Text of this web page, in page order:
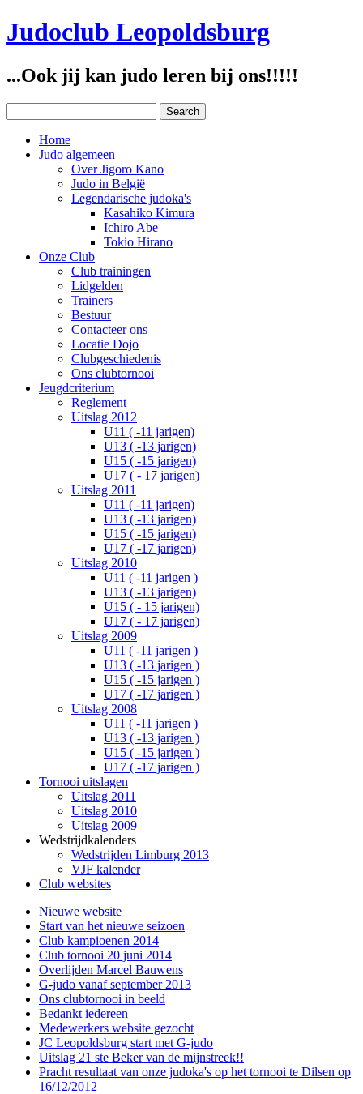
Judoclub Leopoldsburg
...Ook jij kan judo leren bij ons!!!!!
Home
Judo algemeen
Over Jigoro Kano
Judo in België
Legendarische judoka's
Kasahiko Kimura
Ichiro Abe
Tokio Hirano
Onze Club
Club trainingen
Lidgelden
Trainers
Bestuur
Contacteer ons
Locatie Dojo
Clubgeschiedenis
Ons clubtornooi
Jeugdcriterium
Reglement
Uitslag 2012
U11 ( -11 jarigen)
U13 ( -13 jarigen)
U15 ( -15 jarigen)
U17 ( - 17 jarigen)
Uitslag 2011
U11 ( -11 jarigen)
U13 ( -13 jarigen)
U15 ( -15 jarigen)
U17 ( -17 jarigen)
Uitslag 2010
U11 ( -11 jarigen )
U13 ( -13 jarigen)
U15 ( - 15 jarigen)
U17 ( - 17 jarigen)
Uitslag 2009
U11 ( -11 jarigen )
U13 ( -13 jarigen )
U15 ( -15 jarigen )
U17 ( -17 jarigen )
Uitslag 2008
U11 ( -11 jarigen )
U13 ( -13 jarigen )
U15 ( -15 jarigen )
U17 ( -17 jarigen )
Tornooi uitslagen
Uitslag 2011
Uitslag 2010
Uitslag 2009
Wedstrijdkalenders
Wedstrijden Limburg 2013
VJF kalender
Club websites
Nieuwe website
Start van het nieuwe seizoen
Club kampioenen 2014
Club tornooi 20 juni 2014
Overlijden Marcel Bauwens
G-judo vanaf september 2013
Ons clubtornooi in beeld
Bedankt iedereen
Medewerkers website gezocht
JC Leopoldsburg start met G-judo
Uitslag 21 ste Beker van de mijnstreek!!
Pracht resultaat van onze judoka's op het tornooi te Dilsen op
16/12/2012